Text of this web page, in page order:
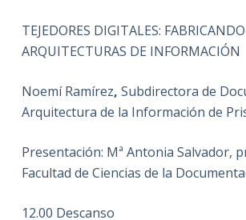
TEJEDORES DIGITALES: FABRICANDO
ARQUITECTURAS DE INFORMACIÓN
Noemí Ramírez, Subdirectora de
Arquitectura de la Información de
Presentación: Mª Antonia Salvador,
Facultad de Ciencias de la
12.00 Descanso